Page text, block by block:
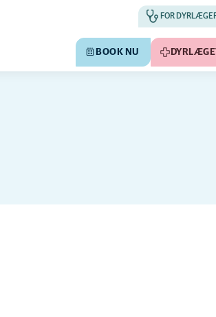
FOR
BOOK NU